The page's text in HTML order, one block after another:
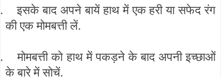
इसके बाद अपने बायें हाथ में एक हरी या सफेद रंग
की एक मोमबत्ती लें.
मोमबत्ती को हाथ में पकड़ने के बाद अपनी इच्छाओं
के बारे में सोचें.